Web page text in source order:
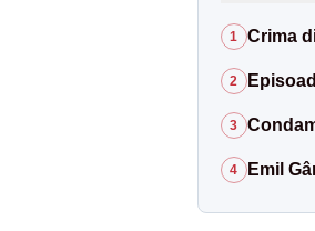
1 Crima
2
3
4 Emil